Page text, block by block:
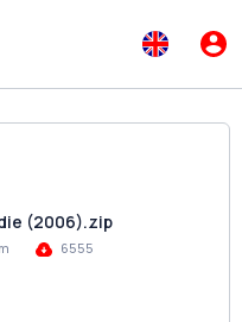
(2006).zip
6555